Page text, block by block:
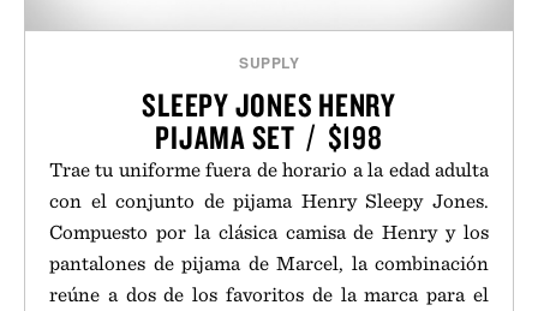
SUPPLY
SLEEPY JONES HENRY
PIJAMA SET / $198
Trae tu uniforme fuera de horario a la edad adulta
con el conjunto de pijama Henry Sleepy Jones.
Compuesto por la clásica camisa de Henry y los
pantalones de pijama de Marcel, la combinación
reúne a dos de los favoritos de la marca para el